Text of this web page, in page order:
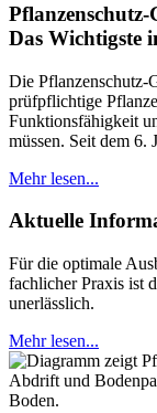
Das Wichtigste
Die Pflanzenschutz-
prüfpflichtige
Funktionsfähigkeit
müssen. Seit dem
Mehr lesen...
Aktuelle
Für die optimale
fachlicher Praxis ist
unerlässlich.
Mehr lesen...